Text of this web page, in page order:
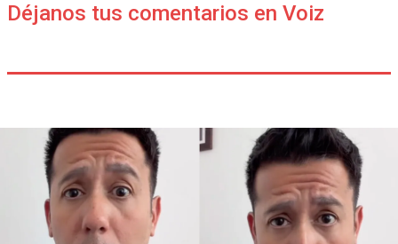
Déjanos tus comentarios en Voiz